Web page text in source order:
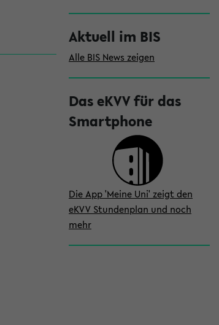
Aktuell im BIS
Alle BIS News zeigen
Das eKVV für das
Smartphone
Die App 'Meine Uni' zeigt den
eKVV Stundenplan und noch
mehr